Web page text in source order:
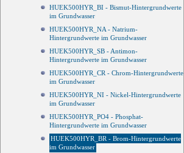
HUEK500HYR_BI - Bismut-Hintergrundwerte
im Grundwasser
HUEK500HYR_NA - Natrium-
Hintergrundwerte im Grundwasser
HUEK500HYR_SB - Antimon-
Hintergrundwerte im Grundwasser
HUEK500HYR_CR - Chrom-Hintergrundwerte
im Grundwasser
HUEK500HYR_NI - Nickel-Hintergrundwerte
im Grundwasser
HUEK500HYR_PO4 - Phosphat-
Hintergrundwerte im Grundwasser
HUEK500HYR_BR - Brom-Hintergrundwerte
im Grundwasser